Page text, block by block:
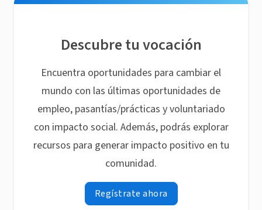
Descubre tu vocación
Encuentra oportunidades para cambiar el
mundo con las últimas oportunidades de
empleo, pasantías/prácticas y voluntariado
con impacto social. Además, podrás explorar
recursos para generar impacto positivo en tu
comunidad.
Regístrate ahora